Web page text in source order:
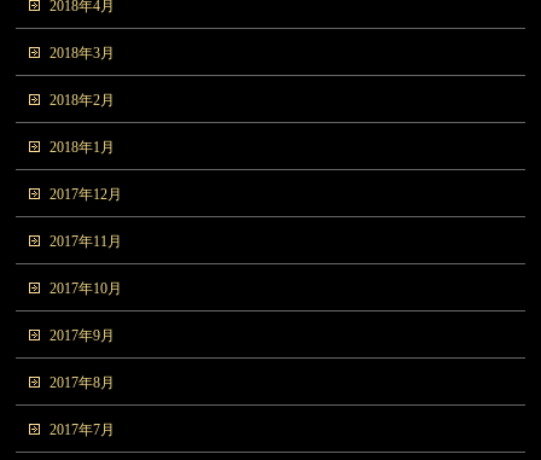
2018年4月
2018年3月
2018年2月
2018年1月
2017年12月
2017年11月
2017年10月
2017年9月
2017年8月
2017年7月